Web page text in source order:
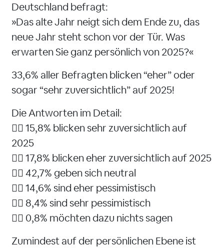
Deutschland befragt:
»Das alte Jahr neigt sich dem Ende zu, das
neue Jahr steht schon vor der Tür. Was
erwarten Sie ganz persönlich von 2025?«
33,6% aller Befragten blicken “eher” oder
sogar “sehr zuversichtlich” auf 2025!
Die Antworten im Detail:
👉🏻 15,8% blicken sehr zuversichtlich auf
2025
👉🏻 17,8% blicken eher zuversichtlich auf 2025
👉🏻 42,7% geben sich neutral
👉🏻 14,6% sind eher pessimistisch
👉🏻 8,4% sind sehr pessimistisch
👉🏻 0,8% möchten dazu nichts sagen
Zumindest auf der persönlichen Ebene ist